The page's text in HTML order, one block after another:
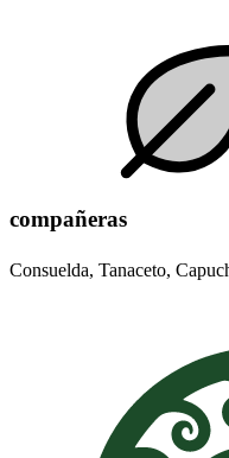
compañeras
Consuelda, Tanaceto,